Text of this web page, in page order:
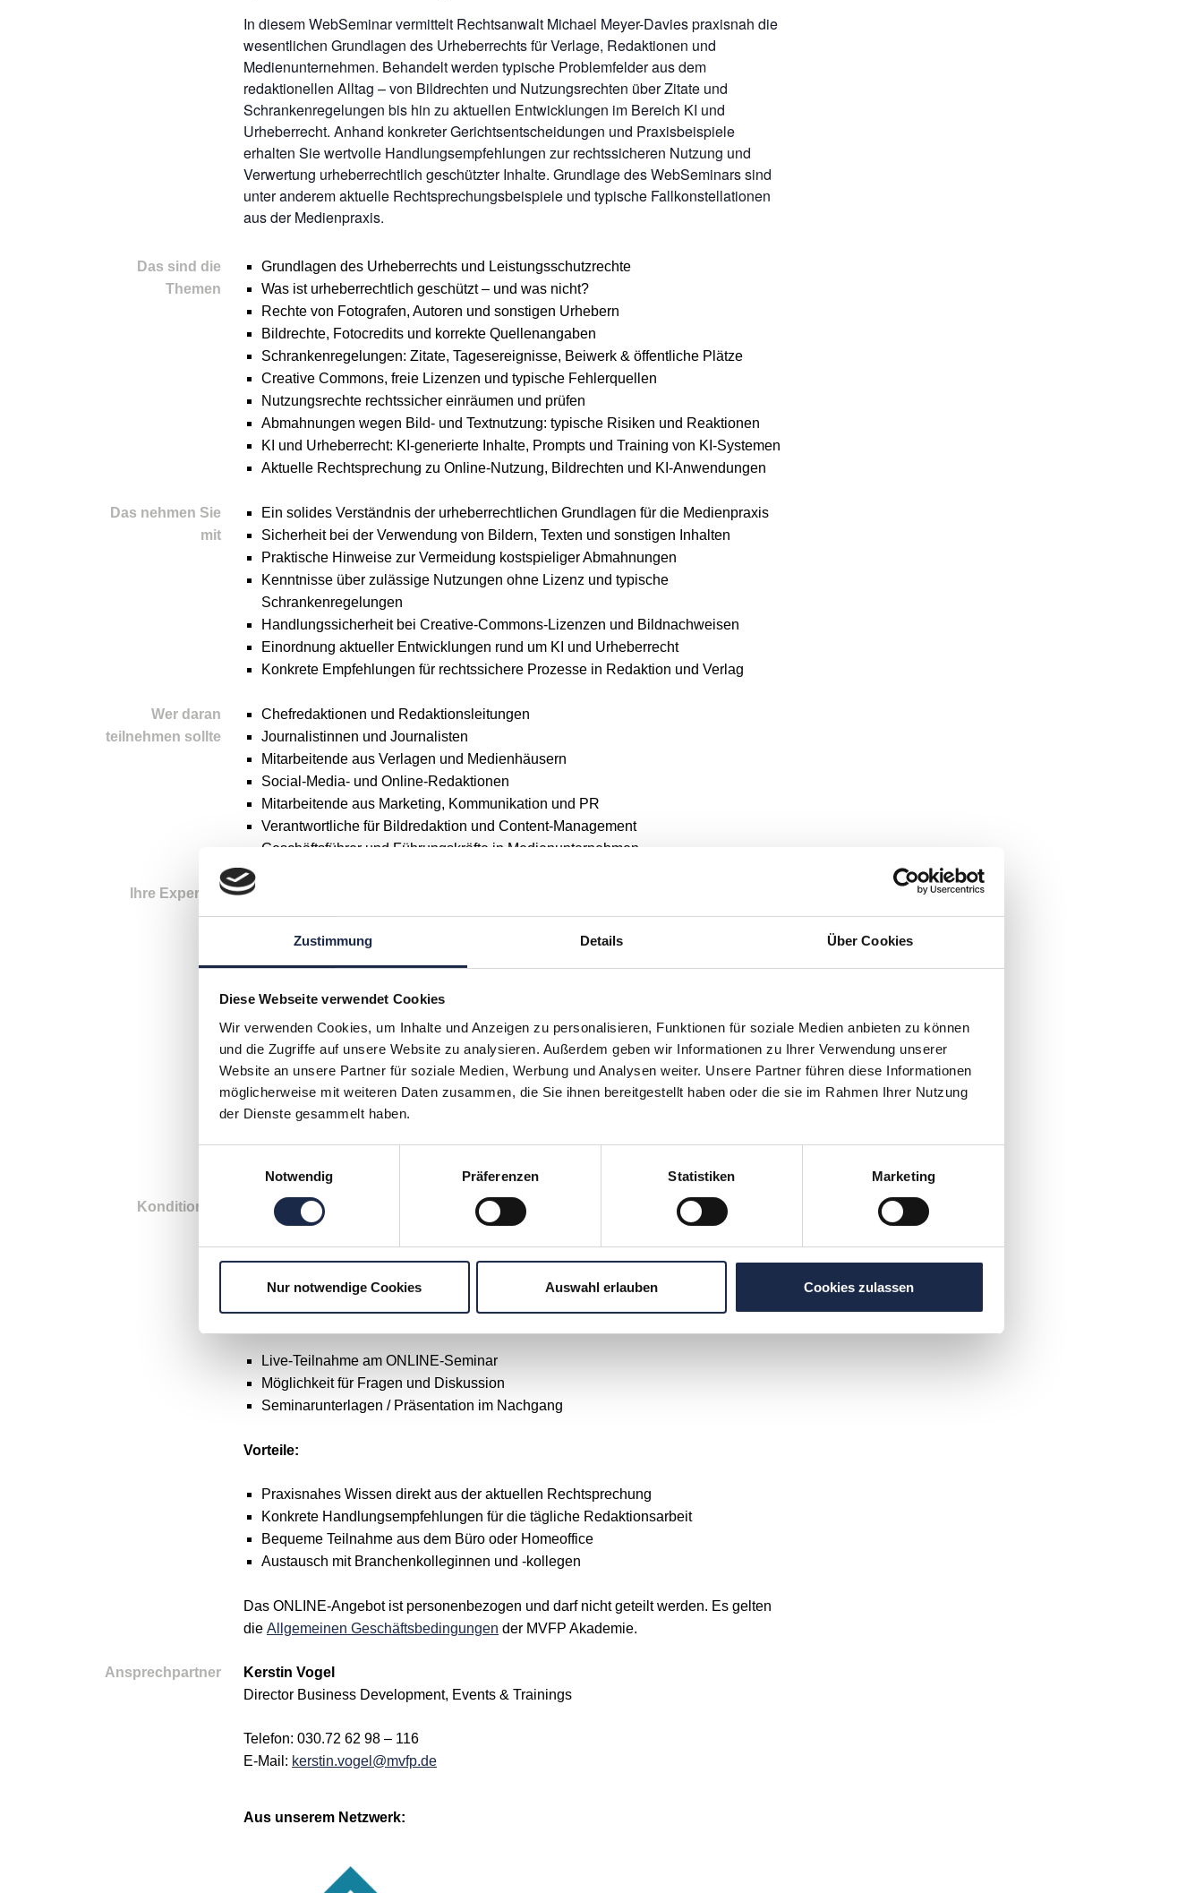
Zustimmung Details Über Cookies
Diese Webseite verwendet Cookies
Wir verwenden Cookies, um Inhalte und Anzeigen zu personalisieren, Funktionen für soziale Medien anbieten zu können
und die Zugriffe auf unsere Website zu analysieren. Außerdem geben wir Informationen zu Ihrer Verwendung unserer
Website an unsere Partner für soziale Medien, Werbung und Analysen weiter. Unsere Partner führen diese Informationen
möglicherweise mit weiteren Daten zusammen, die Sie ihnen bereitgestellt haben oder die sie im Rahmen Ihrer Nutzung
der Dienste gesammelt haben.
Notwendig
Präferenzen Statistiken Marketing
Nur notwendige Cookies Auswahl erlauben Cookies zulassen
In diesem WebSeminar vermittelt Rechtsanwalt Michael Meyer-Davies praxisnah die
wesentlichen Grundlagen des Urheberrechts für Verlage, Redaktionen und
Medienunternehmen. Behandelt werden typische Problemfelder aus dem
redaktionellen Alltag – von Bildrechten und Nutzungsrechten über Zitate und
Schrankenregelungen bis hin zu aktuellen Entwicklungen im Bereich KI und
Urheberrecht. Anhand konkreter Gerichtsentscheidungen und Praxisbeispiele
erhalten Sie wertvolle Handlungsempfehlungen zur rechtssicheren Nutzung und
Verwertung urheberrechtlich geschützter Inhalte. Grundlage des WebSeminars sind
unter anderem aktuelle Rechtsprechungsbeispiele und typische Fallkonstellationen
aus der Medienpraxis.
Das sind die
Themen
Grundlagen des Urheberrechts und Leistungsschutzrechte
Was ist urheberrechtlich geschützt – und was nicht?
Rechte von Fotografen, Autoren und sonstigen Urhebern
Bildrechte, Fotocredits und korrekte Quellenangaben
Schrankenregelungen: Zitate, Tagesereignisse, Beiwerk & öffentliche Plätze
Creative Commons, freie Lizenzen und typische Fehlerquellen
Nutzungsrechte rechtssicher einräumen und prüfen
Abmahnungen wegen Bild- und Textnutzung: typische Risiken und Reaktionen
KI und Urheberrecht: KI-generierte Inhalte, Prompts und Training von KI-Systemen
Aktuelle Rechtsprechung zu Online-Nutzung, Bildrechten und KI-Anwendungen
Das nehmen Sie
mit
Ein solides Verständnis der urheberrechtlichen Grundlagen für die Medienpraxis
Sicherheit bei der Verwendung von Bildern, Texten und sonstigen Inhalten
Praktische Hinweise zur Vermeidung kostspieliger Abmahnungen
Kenntnisse über zulässige Nutzungen ohne Lizenz und typische
Schrankenregelungen
Handlungssicherheit bei Creative-Commons-Lizenzen und Bildnachweisen
Einordnung aktueller Entwicklungen rund um KI und Urheberrecht
Konkrete Empfehlungen für rechtssichere Prozesse in Redaktion und Verlag
Wer daran
teilnehmen sollte
Chefredaktionen und Redaktionsleitungen
Journalistinnen und Journalisten
Mitarbeitende aus Verlagen und Medienhäusern
Social-Media- und Online-Redaktionen
Mitarbeitende aus Marketing, Kommunikation und PR
Verantwortliche für Bildredaktion und Content-Management
Geschäftsführer und Führungskräfte in Medienunternehmen
Ihre Experten
Geschäftsführer des MVFP Nord
Michael Meyer-Davies
Rechtsanwalt, MEYER-DAVIES & CHRISTOPHERS,
Rechtsanwälte in Partnerschaft mbB
Konditionen
MVFP-Mitglied: 249 zzgl. MwSt.
Nicht-Mitglied: 299 zzgl. MwSt.
Folgende Leistungen sind in der Teilnahmegebühr enthalten:
Live-Teilnahme am ONLINE-Seminar
Möglichkeit für Fragen und Diskussion
Seminarunterlagen / Präsentation im Nachgang
Vorteile:
Praxisnahes Wissen direkt aus der aktuellen Rechtsprechung
Konkrete Handlungsempfehlungen für die tägliche Redaktionsarbeit
Bequeme Teilnahme aus dem Büro oder Homeoffice
Austausch mit Branchenkolleginnen und -kollegen
Das ONLINE-Angebot ist personenbezogen und darf nicht geteilt werden. Es gelten
die Allgemeinen Geschäftsbedingungen der MVFP Akademie.
Ansprechpartner
Kerstin Vogel
Director Business Development, Events & Trainings
Telefon: 030.72 62 98 – 116
E-Mail: kerstin.vogel@mvfp.de
Aus unserem Netzwerk: